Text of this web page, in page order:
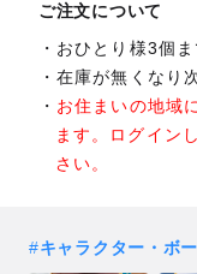
ご注文について
おひとり様3個ま
在庫が無くなり
お住まいの地域
ます。ログイン
さい。
#キャラクター・ボ